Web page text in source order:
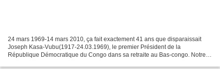
24 mars 1969-14 mars 2010, ça fait exactement 41 ans que disparaissait
Joseph Kasa-Vubu(1917-24.03.1969), le premier Président de la
République Démocratique du Congo dans sa retraite au Bas-congo. Notre